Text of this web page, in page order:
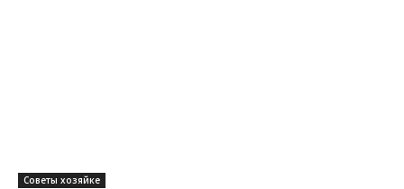
Советы хозяйке